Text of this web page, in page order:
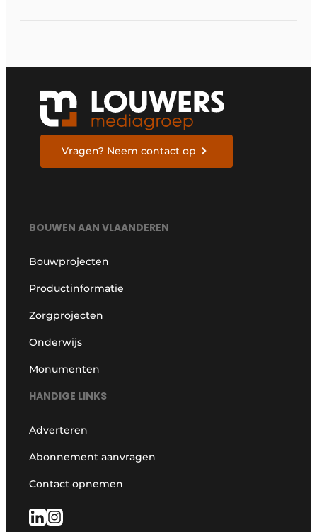
Vragen? Neem contact op
BOUWEN AAN VLAANDEREN
Bouwprojecten
Productinformatie
Zorgprojecten
Onderwijs
Monumenten
HANDIGE LINKS
Adverteren
Abonnement aanvragen
Contact opnemen